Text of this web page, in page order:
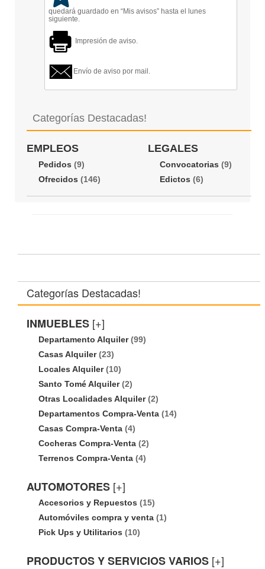
quedará guardado en “Mis avisos” hasta el lunes
siguiente.
Impresión de aviso.
Envío de aviso por mail.
Categorías Destacadas!
EMPLEOS
Pedidos (9)
Ofrecidos (146)
LEGALES
Convocatorias (9)
Edictos (6)
Categorías Destacadas!
INMUEBLES [+]
Departamento Alquiler(99)
Casas Alquiler(23)
Locales Alquiler(10)
Santo Tomé Alquiler(2)
Otras Localidades Alquiler(2)
Departamentos Compra-Venta (14)
Casas Compra-Venta (4)
Cocheras Compra-Venta (2)
Terrenos Compra-Venta (4)
AUTOMOTORES [+]
Accesorios y Repuestos (15)
Automóviles compra y venta (1)
Pick Ups y Utilitarios (10)
PRODUCTOS Y SERVICIOS VARIOS [+]